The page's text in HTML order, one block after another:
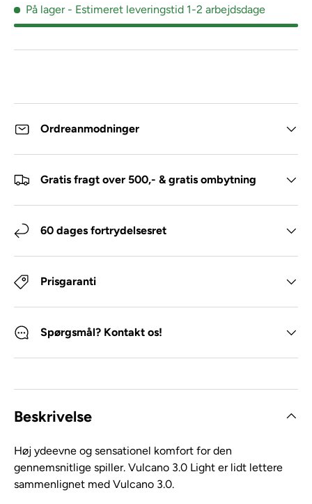
På lager - Estimeret leveringstid 1-2 arbejdsdage
Ordreanmodninger
Gratis fragt over 500,- & gratis ombytning
60 dages fortrydelsesret
Prisgaranti
Spørgsmål? Kontakt os!
Beskrivelse
Høj ydeevne og sensationel komfort for den
gennemsnitlige spiller. Vulcano 3.0 Light er lidt lettere
sammenlignet med Vulcano 3.0.